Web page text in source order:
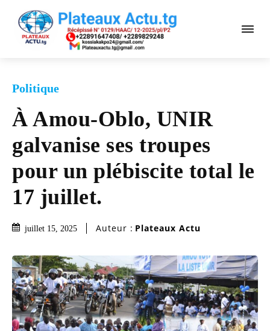
Politique
À Amou-Oblo, UNIR
galvanise ses troupes
pour un plébiscite total le
17 juillet.
juillet 15, 2025 Auteur : Plateaux Actu